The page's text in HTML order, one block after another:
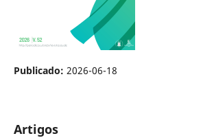
Publicado: 2026-06-18
Artigos